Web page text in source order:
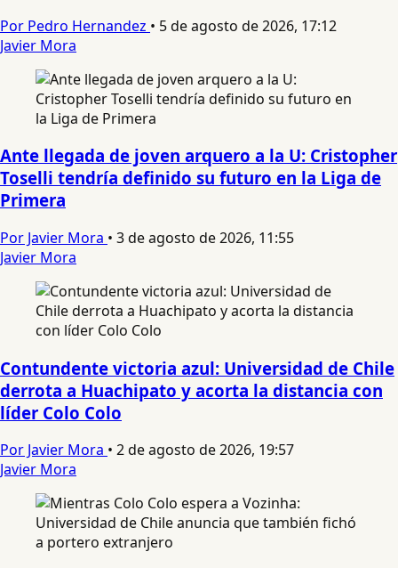
Por Pedro Hernandez • 5 de agosto de 2026, 17:12
Javier Mora
Ante llegada de joven arquero a la U: Cristopher
Toselli tendría definido su futuro en la Liga de
Primera
Por Javier Mora • 3 de agosto de 2026, 11:55
Javier Mora
Contundente victoria azul: Universidad de Chile
derrota a Huachipato y acorta la distancia con
líder Colo Colo
Por Javier Mora • 2 de agosto de 2026, 19:57
Javier Mora